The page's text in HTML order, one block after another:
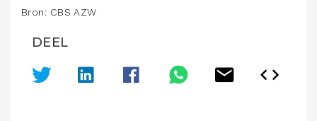
Bron: CBS AZW
DEEL